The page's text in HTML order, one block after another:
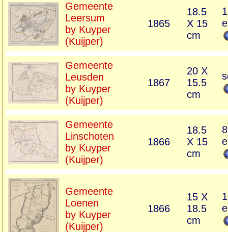
Gemeente
Leersum
by Kuyper
(Kuijper)
1865
18.5
X 15
cm
Gemeente
Leusden
by Kuyper
(Kuijper)
1867
20 X
15.5
cm
Gemeente
Linschoten
by Kuyper
(Kuijper)
1866
18.5
X 15
cm
Gemeente
Loenen
by Kuyper
(Kuijper)
1866
15 X
18.5
cm